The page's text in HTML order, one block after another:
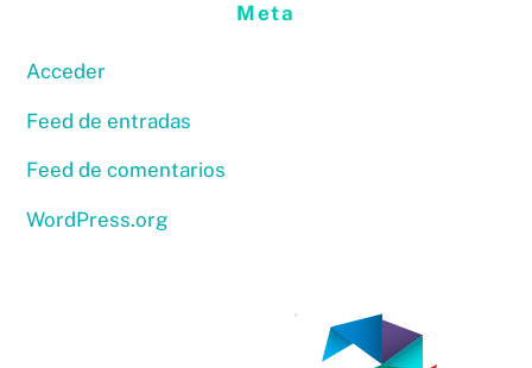
Meta
Acceder
Feed de entradas
Feed de comentarios
WordPress.org